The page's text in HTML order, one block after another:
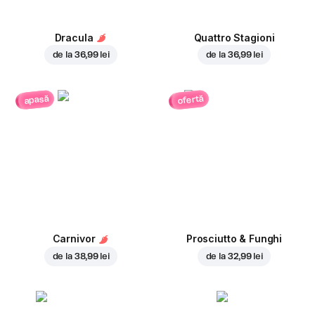
Dracula
de la 36,99 lei
Quattro Stagioni
de la 36,99 lei
apasă
Carnivor
de la 38,99 lei
ofertă
Prosciutto & Funghi
de la 32,99 lei